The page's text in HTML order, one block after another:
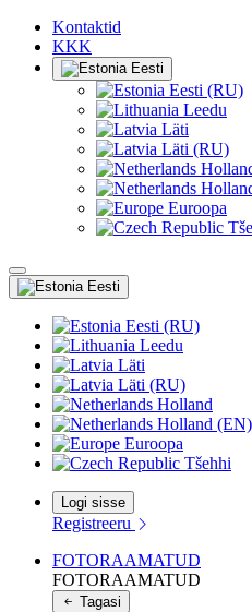
Kontaktid
KKK
Eesti
Eesti (RU)
Leedu
Läti
Läti (RU)
Euroopa
Eesti
Eesti (RU)
Leedu
Läti
Läti (RU)
Holland
Holland (EN)
Euroopa
Tšehhi
Logi sisse
Registreeru
FOTORAAMATUD
FOTORAAMATUD
Tagasi